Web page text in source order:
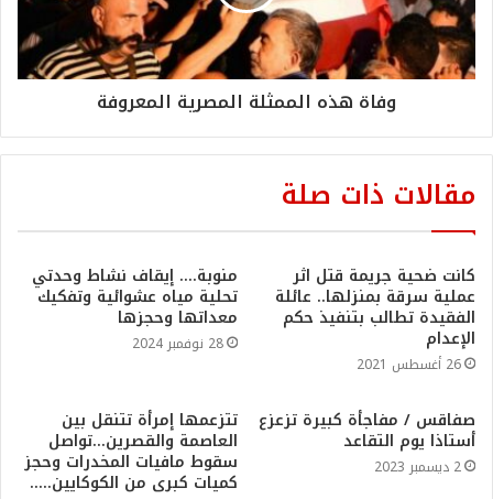
وفاة هذه الممثلة المصرية المعروفة
مقالات ذات صلة
كانت ضحية جريمة قتل اثر
عملية سرقة بمنزلها.. عائلة
الفقيدة تطالب بتنفيذ حكم
الإعدام
26 أغسطس 2021
منوبة…. إيقاف نشاط وحدتي
تحلية مياه عشوائية وتفكيك
معداتها وحجزها
28 نوفمبر 2024
صفاقس / مفاجأة كبيرة تزعزع
أستاذا يوم التقاعد
2 ديسمبر 2023
تتزعمها إمرأة تتنقل بين
العاصمة والقصرين…تواصل
سقوط مافيات المخدرات وحجز
كميات كبرى من الكوكايين…..